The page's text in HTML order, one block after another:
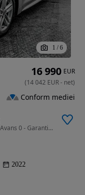
1 / 6
1798 cm3 • 122 CP • Hybrid - Posibilitate Rate Avans 0 - Garantie 12 Luni - IMPECABILA
2022
16 990 EUR
(14 042 EUR- net)
Conform mediei